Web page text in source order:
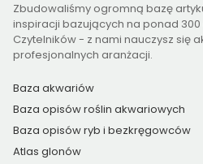
Zbudowaliśmy ogromną bazę
inspiracji bazujących na ponad
Czytelników - z nami nauczysz się
profesjonalnych aranżacji.
Baza akwariów
Baza opisów roślin akwariowych
Baza opisów ryb i bezkręgowców
Atlas glonów